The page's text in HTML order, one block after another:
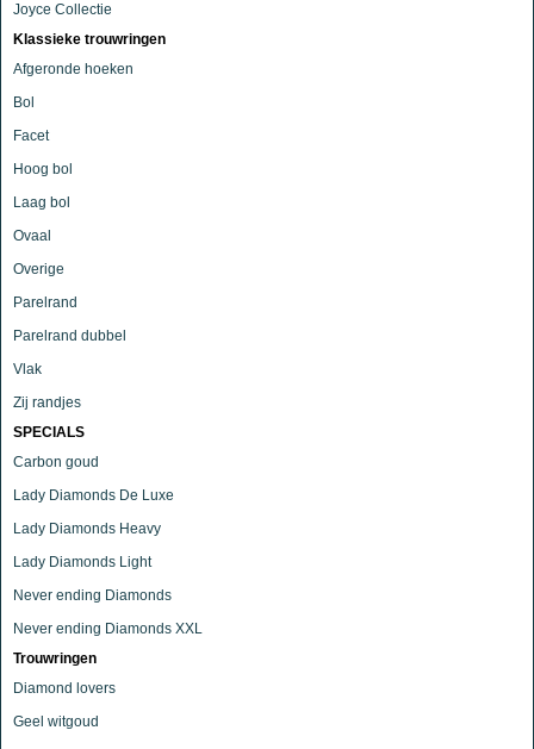
Joyce Collectie
Klassieke trouwringen
Afgeronde hoeken
Bol
Facet
Hoog bol
Laag bol
Ovaal
Overige
Parelrand
Parelrand dubbel
Vlak
Zij randjes
SPECIALS
Carbon goud
Lady Diamonds De Luxe
Lady Diamonds Heavy
Lady Diamonds Light
Never ending Diamonds
Never ending Diamonds XXL
Trouwringen
Diamond lovers
Geel witgoud